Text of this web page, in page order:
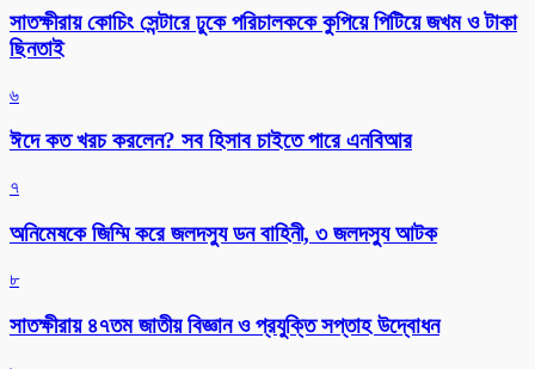
সাতক্ষীরায় কোচিং সেন্টারে ঢুকে পরিচালককে কুপিয়ে পিটিয়ে জখম ও টাকা
ছিনতাই
৬
ঈদে কত খরচ করলেন? সব হিসাব চাইতে পারে এনবিআর
৭
অনিমেষকে জিম্মি করে জলদস্যু ডন বাহিনী, ৩ জলদস্যু আটক
৮
সাতক্ষীরায় ৪৭তম জাতীয় বিজ্ঞান ও প্রযুক্তি সপ্তাহ উদ্বোধন